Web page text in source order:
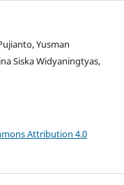
Yusman
Siska Widyaningtyas,
Attribution 4.0